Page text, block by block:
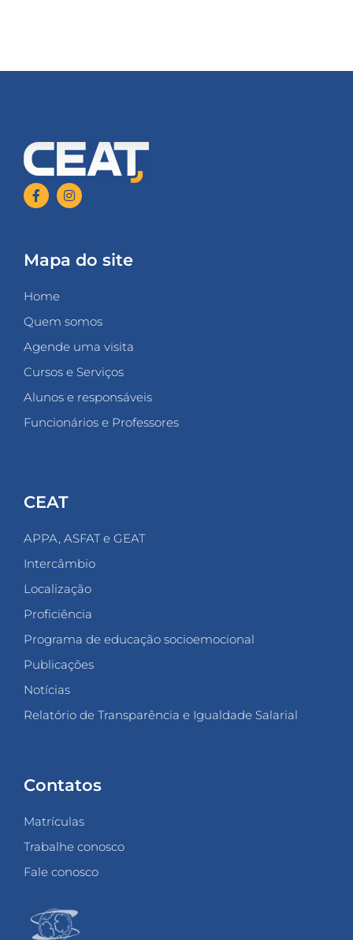
Mapa do site
Home
Quem somos
Agende uma visita
Cursos e Serviços
Alunos e responsáveis
Funcionários e Professores
CEAT
APPA, ASFAT e GEAT
Intercâmbio
Localização
Proficiência
Programa de educação socioemocional
Publicações
Notícias
Relatório de Transparência e Igualdade Salarial
Contatos
Matrículas
Trabalhe conosco
Fale conosco